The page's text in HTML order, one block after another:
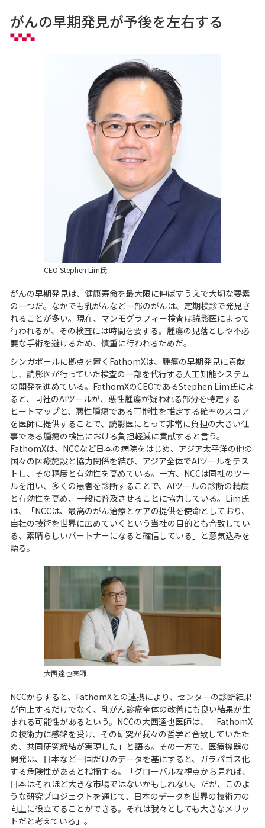
がんの早期発見が予後を左右する
がんの早期発見は、健康寿命を最大限に伸ばすうえで大切な要素
の一つだ。なかでも乳がんなど一部のがんは、定期検診で発見さ
れることが多い。現在、マンモグラフィー検査は読影医によって
行われるが、その検査には時間を要する。腫瘍の見落としや不必
要な手術を避けるため、慎重に行われるためだ。
シンガポールに拠点を置くFathomXは、腫瘍の早期発見に貢献
し、読影医が行っていた検査の一部を代行する人工知能システム
の開発を進めている。FathomXのCEOであるStephen Lim氏によ
ると、同社のAIツールが、悪性腫瘍が疑われる部分を特定する
ヒートマップと、悪性腫瘍である可能性を推定する確率のスコア
を医師に提供することで、読影医にとって非常に負担の大きい仕
事である腫瘍の検出における負担軽減に貢献すると言う。
FathomXは、NCCなど日本の病院をはじめ、アジア太平洋の他の
国々の医療施設と協力関係を結び、アジア全体でAIツールをテス
トし、その精度と有効性を高めている。一方、NCCは同社のツー
ルを用い、多くの患者を診断することで、AIツールの診断の精度
と有効性を高め、一般に普及させることに協力している。Lim氏
は、「NCCは、最高のがん治療とケアの提供を使命としており、
自社の技術を世界に広めていくという当社の目的とも合致してい
る、素晴らしいパートナーになると確信している」と意気込みを
語る。
CEO Stephen Lim氏
NCCからすると、FathomXとの連携により、センターの診断結果
が向上するだけでなく、乳がん診療全体の改善にも良い結果が生
まれる可能性があるという。NCCの大西達也医師は、「FathomX
の技術力に感銘を受け、その研究が我々の哲学と合致していたた
め、共同研究締結が実現した」と語る。その一方で、医療機器の
開発は、日本など一国だけのデータを基にすると、ガラパゴス化
する危険性があると指摘する。「グローバルな視点から見れば、
日本はそれほど大きな市場ではないかもしれない。だが、このよ
うな研究プロジェクトを通じて、日本のデータを世界の技術力の
向上に役立てることができる。それは我々としても大きなメリッ
トだと考えている」。
大西達也医師